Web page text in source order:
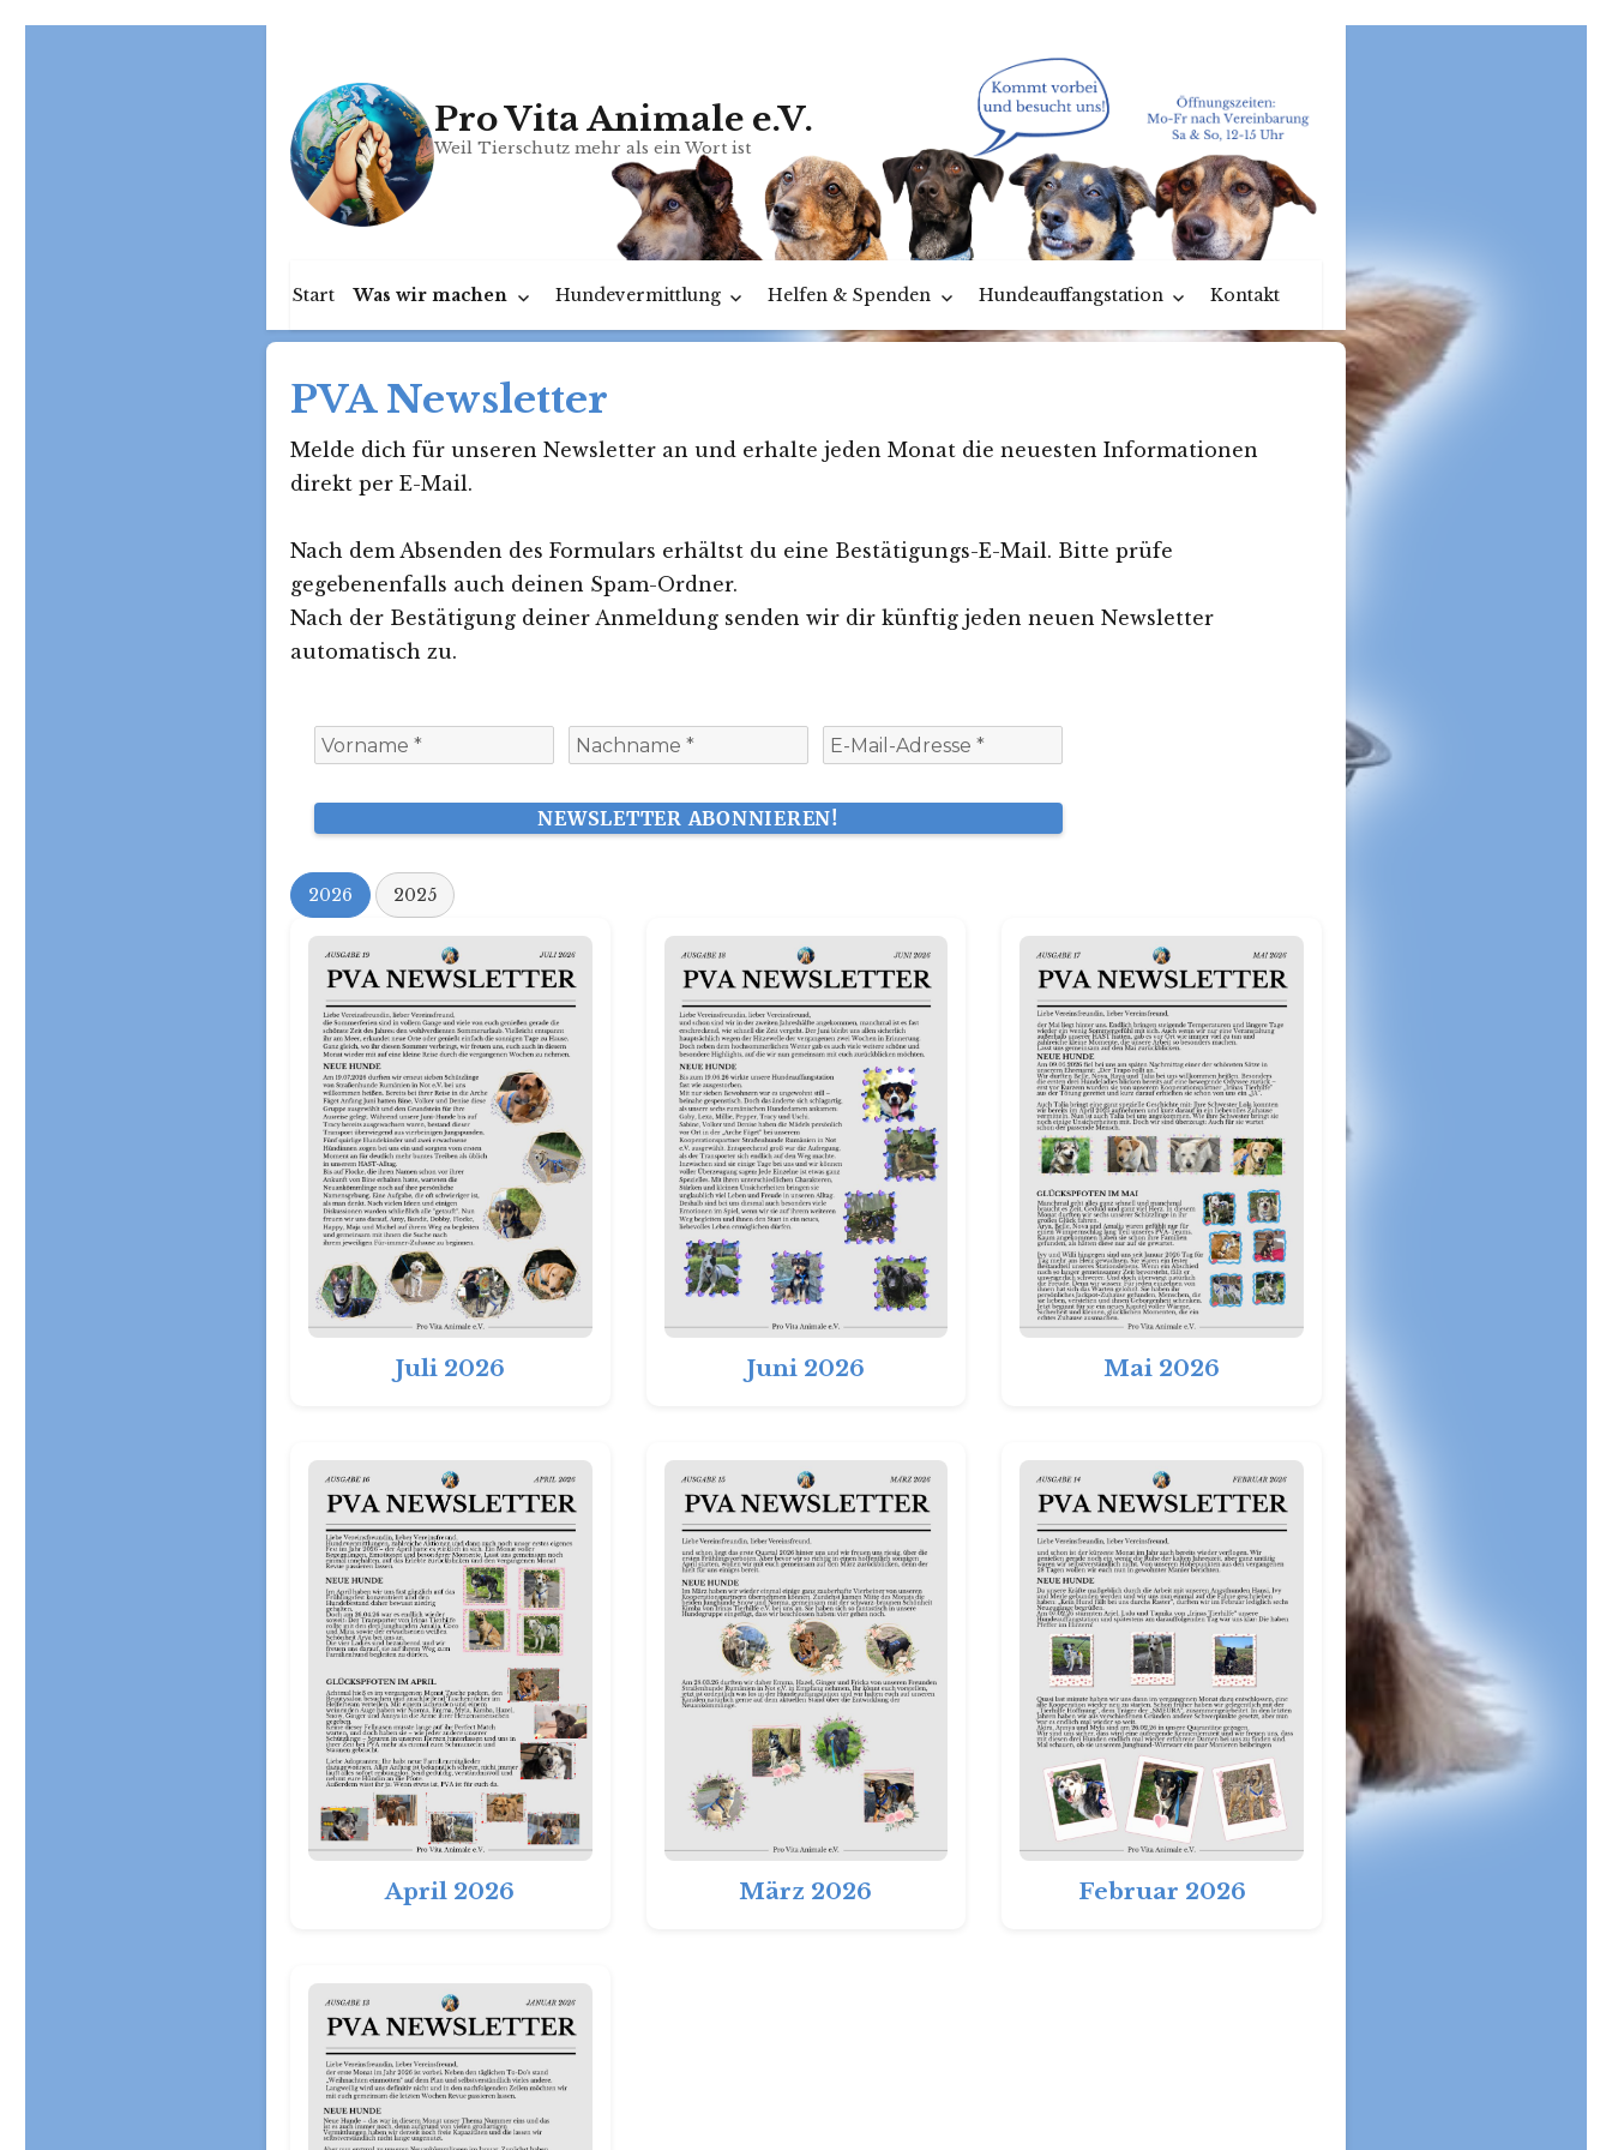
Pro Vita Animale e.V.
Weil Tierschutz mehr als ein Wort ist
Start Was wir machen Hundevermittlung Helfen & Spenden Hundeauffangstation Kontakt
PVA Newsletter
Melde dich für unseren Newsletter an und erhalte jeden Monat die neuesten Informationen
direkt per E-Mail.
Nach dem Absenden des Formulars erhältst du eine Bestätigungs-E-Mail. Bitte prüfe
gegebenenfalls auch deinen Spam-Ordner.
Nach der Bestätigung deiner Anmeldung senden wir dir künftig jeden neuen Newsletter
automatisch zu.
2026 2025
Juli 2026 Juni 2026 Mai 2026
April 2026 März 2026 Februar 2026